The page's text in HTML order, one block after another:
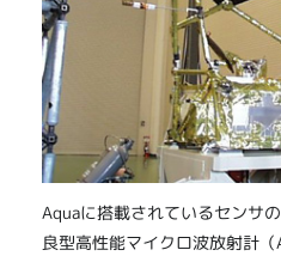
Aquaに搭載されているセンサ
良型高性能マイクロ波放射計（